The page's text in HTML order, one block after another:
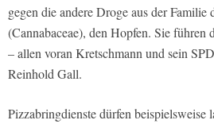
gegen die andere Droge aus der Familie
(Cannabaceae), den Hopfen. Sie
– allen voran Kretschmann und sein
Reinhold Gall.
Pizzabringdienste dürfen beispielsweise